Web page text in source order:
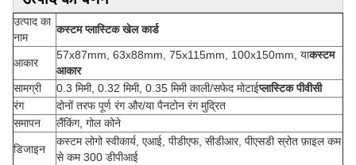
उत्पाद का
नाम
कस्टम प्लास्टिक खेल कार्ड
आकार
57x87mm, 63x88mm, 75x115mm, 100x150mm, याकस्टम
आकार
सामग्री
0.3 मिमी, 0.32 मिमी, 0.35 मिमी काली/सफेद मोटाईप्लास्टिक पीवीसी
रंग
दोनों तरफ पूर्ण रंग और/या पैनटोन रंग मुद्रित
समापन
लैंकिंग, गोल कोने
डिजाइन
कस्टम लोगो स्वीकार्य, एआई, पीडीएफ, सीडीआर, पीएसडी स्रोत फ़ाइल कम
से कम 300 डीपीआई